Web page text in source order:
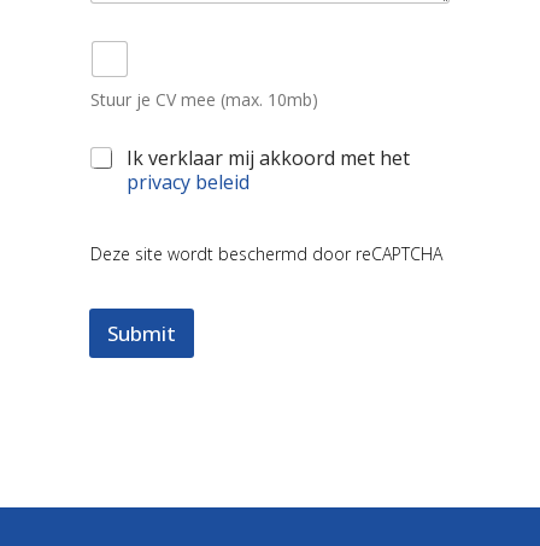
s
t
Stuur je CV mee (max. 10mb)
A
o
*
Ik verklaar mij akkoord met het
privacy beleid
a
y
o
t
Deze site wordt beschermd door reCAPTCHA
Submit